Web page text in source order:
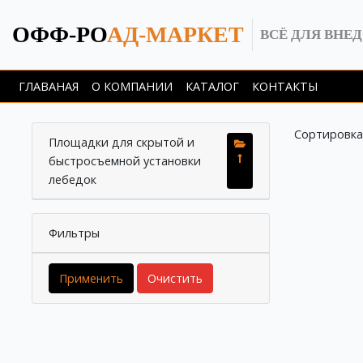
ОФФ-РОАД-МАРКЕТ ВСЁ ДЛЯ
ГЛАВАНАЯ О КОМПАНИИ КАТАЛОГ КОНТАКТЫ
Площадки для скрытой и
быстросъемной установки
лебедок
Фильтры
Применить Очистить